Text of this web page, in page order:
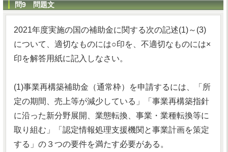
問9 問題文
2021年度実施の国の補助金に関する次の記述(1)～(3)
について、適切なものには○印を、不適切なものには×
印を解答用紙に記入しなさい。
(1)事業再構築補助金（通常枠）を申請するには、「所
定の期間、売上等が減少している」「事業再構築指針
に沿った新分野展開、業態転換、事業・業種転換等に
取り組む」「認定情報処理支援機関と事業計画を策定
する」の３つの要件を満たす必要がある。